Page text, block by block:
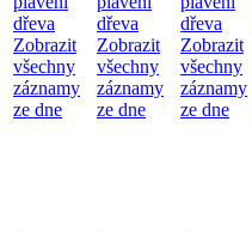
dřeva
Zobrazit
všechny
záznamy
ze dne
dřeva
Zobrazit
všechny
záznamy
ze dne
dřeva
Zobrazit
všechny
záznamy
ze dne